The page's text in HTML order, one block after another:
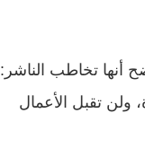
أنها تخاطب الناشر:
ولن تقبل الأعمال